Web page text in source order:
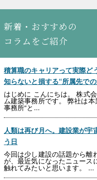
新着・おすすめの
コラムをご紹介
積算職のキャリアって実際ど
知らないと損する“所属先で
はじめに こんにちは。 株式
ム建築事務所です。 弊社は本
事務所“と...
人類は再び月へ。建設業が宇
う日
今回は少し建設の話題から離
が、最近気になったニュース
触れてみたいと思います。 ...